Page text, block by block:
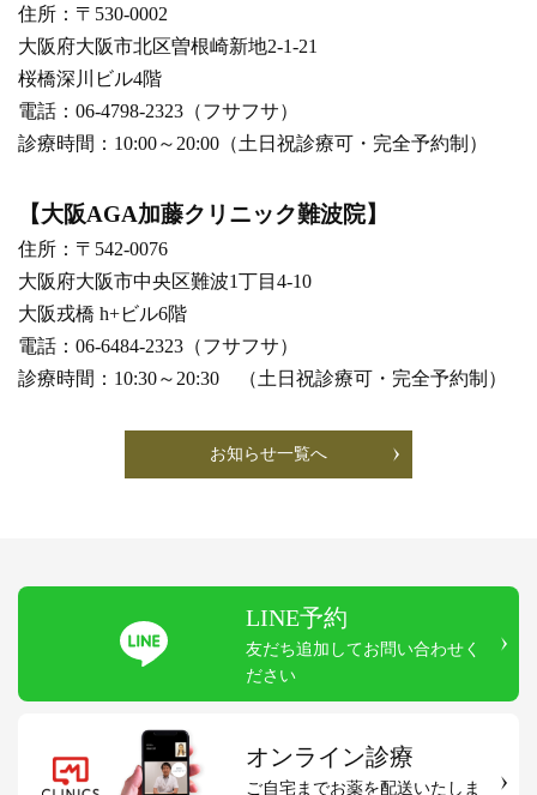
住所：〒530-0002
大阪府大阪市北区曽根崎新地2-1-21
桜橋深川ビル4階
電話：06-4798-2323（フサフサ）
診療時間：10:00～20:00（土日祝診療可・完全予約制）
【大阪AGA加藤クリニック難波院】
住所：〒542-0076
大阪府大阪市中央区難波1丁目4-10
大阪戎橋 h+ビル6階
電話：06-6484-2323（フサフサ）
診療時間：10:30～20:30 （土日祝診療可・完全予約制）
お知らせ一覧へ
LINE予約
友だち追加してお問い合わせく
ださい
オンライン診療
ご自宅までお薬を配送いたしま